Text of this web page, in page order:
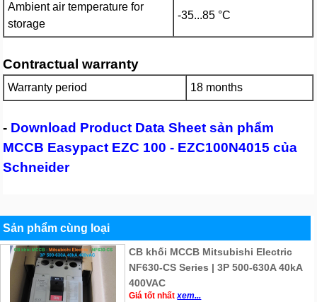
Ambient air temperature for
storage
-35...85 °C
Contractual warranty
Warranty period 18 months
- Download Product Data Sheet sản phẩm
MCCB Easypact EZC 100 - EZC100N4015 của
Schneider
Sản phẩm cùng loại
CB khối MCCB Mitsubishi Electric
NF630-CS Series | 3P 500-630A 40kA
400VAC
Giá tốt nhấtxem...